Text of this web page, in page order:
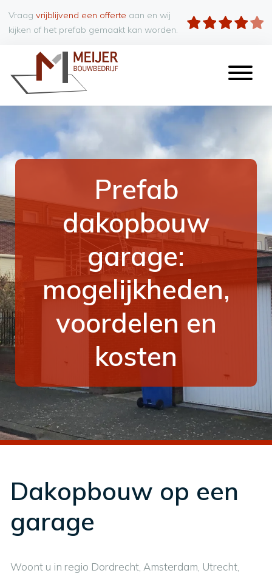
Vraagvrijblijvend een offerte aan en wij
kijken of het prefab gemaakt kan worden.
Prefab
dakopbouw
garage:
mogelijkheden,
voordelen en
kosten
Dakopbouw op een
garage
Woont u in regio Dordrecht, Amsterdam, Utrecht,